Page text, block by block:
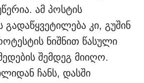
ამ პოსტის
გადაწყვეტილება კი, გუშინ
ნიშნით წასული
შემდეგ მიიღო.
ჩანს, დასში